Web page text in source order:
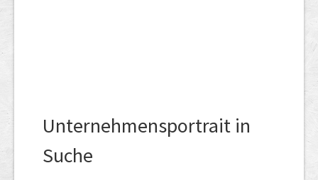
Unternehmensportrait in
Suche